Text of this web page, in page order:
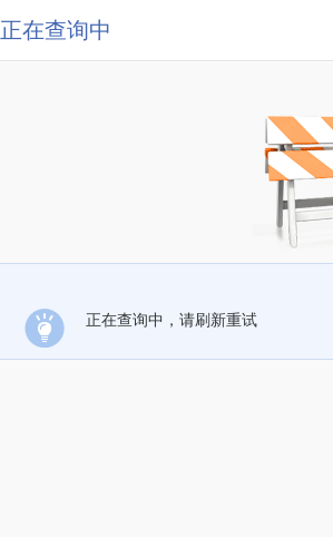
正在查询中
正在查询中，请刷新重试